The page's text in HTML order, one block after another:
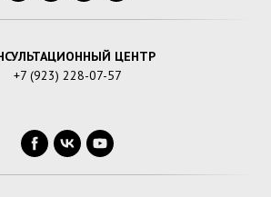
ЦЕНТР
+7 (923) 228-07-57